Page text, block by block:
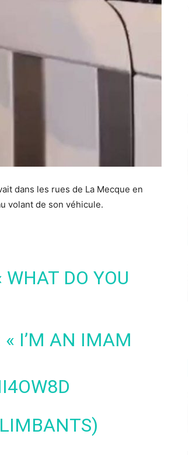
dans les rues de La Mecque en
volant de son véhicule.
DO YOU
« I’M AN IMAM